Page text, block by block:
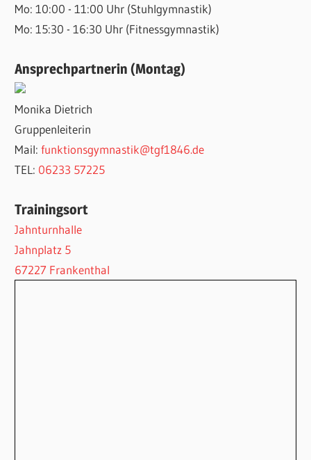
Mo: 10:00 - 11:00 Uhr (Stuhlgymnastik)
Mo: 15:30 - 16:30 Uhr (Fitnessgymnastik)
Ansprechpartnerin (Montag)
Monika Dietrich
Gruppenleiterin
Mail:funktionsgymnastik@tgf1846.de
TEL: 06233 57225
Trainingsort
Jahnturnhalle
Jahnplatz 5
67227 Frankenthal